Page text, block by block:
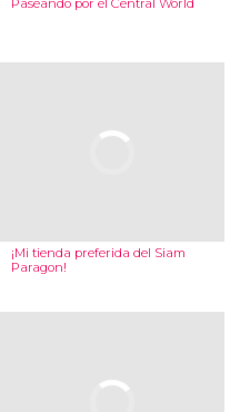
Paseando por el Central World
¡Mi tienda preferida del Siam
Paragon!